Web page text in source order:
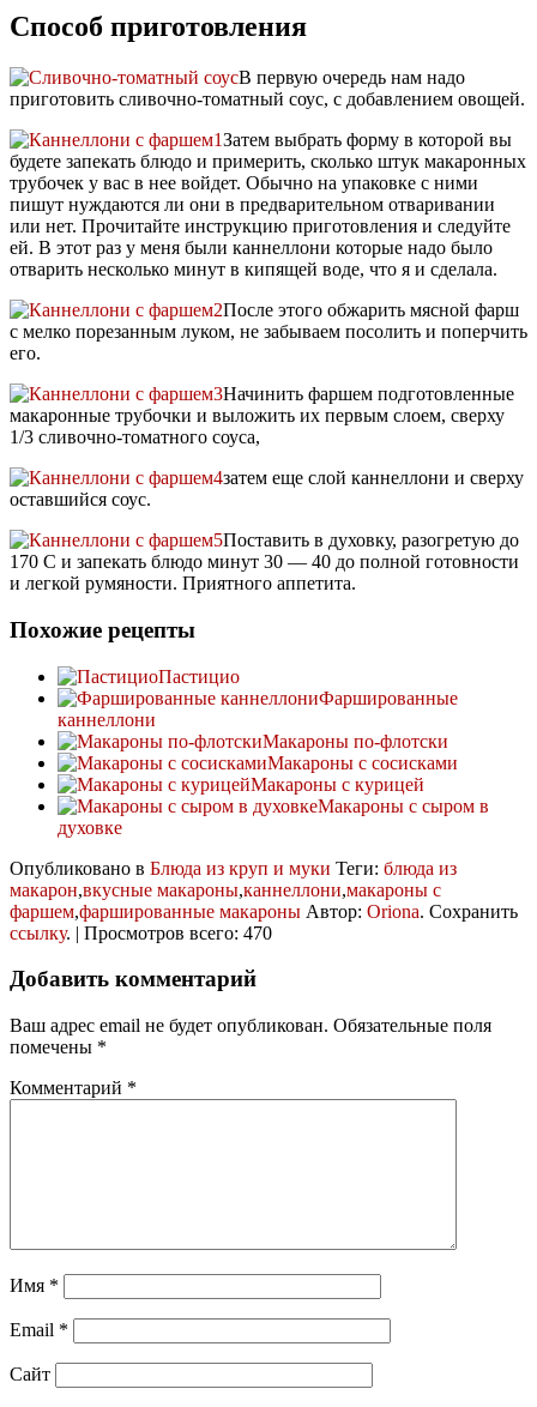
Способ приготовления
В первую очередь нам надо
приготовить сливочно-томатный соус, с добавлением овощей.
Затем выбрать форму в которой вы
будете запекать блюдо и примерить, сколько штук макаронных
трубочек у вас в нее войдет. Обычно на упаковке с ними
пишут нуждаются ли они в предварительном отваривании
или нет. Прочитайте инструкцию приготовления и следуйте
ей. В этот раз у меня были каннеллони которые надо было
отварить несколько минут в кипящей воде, что я и сделала.
После этого обжарить мясной фарш
с мелко порезанным луком, не забываем посолить и поперчить
его.
Начинить фаршем подготовленные
макаронные трубочки и выложить их первым слоем, сверху
1/3 сливочно-томатного соуса,
затем еще слой каннеллони и сверху
оставшийся соус.
Поставить в духовку, разогретую до
170 С и запекать блюдо минут 30 — 40 до полной готовности
и легкой румяности. Приятного аппетита.
Похожие рецепты
Пастицио
Фаршированные
каннеллони
Макароны по-флотски
Макароны с сосисками
Макароны с курицей
Макароны с сыром в
духовке
Опубликовано в Блюда из круп и муки Теги: блюда из
макарон,вкусные макароны,каннеллони,макароны с
фаршем,фаршированные макароны Автор: Oriona. Сохранить
ссылку. | Просмотров всего: 470
Добавить комментарий
Ваш адрес email не будет опубликован. Обязательные поля
помечены *
Комментарий *
Имя *
Email *
Сайт